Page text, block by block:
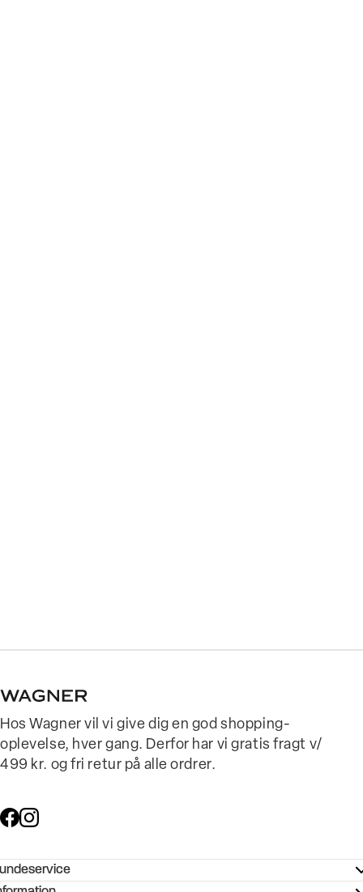
Hos Wagner vil vi give dig en god shopping-
oplevelse, hver gang. Derfor har vi gratis fragt v/
499 kr. og fri retur på alle ordrer.
- Hjælpecenter